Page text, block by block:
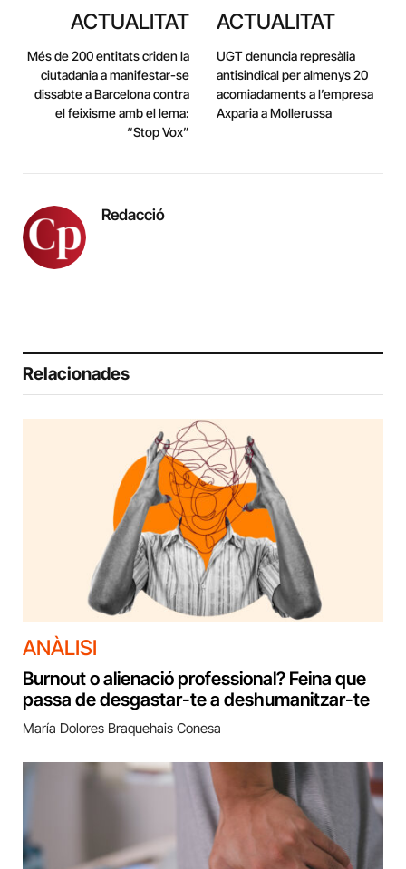
ACTUALITAT
Més de 200 entitats criden la
ciutadania a manifestar-se
dissabte a Barcelona contra
el feixisme amb el lema:
“Stop Vox”
ACTUALITAT
UGT denuncia represàlia
antisindical per almenys 20
acomiadaments a l’empresa
Axparia a Mollerussa
Redacció
Relacionades
ANÀLISI
Burnout o alienació professional? Feina que
passa de desgastar-te a deshumanitzar-te
María Dolores Braquehais Conesa